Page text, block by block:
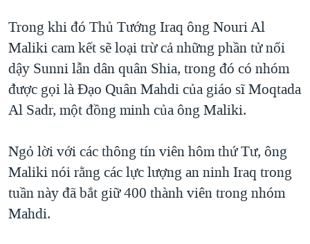
THỂ THAO
GIÁO DỤC
CHI PHÍ CHIẾN TRANH AFGHANISTAN
CÁC GIÁ TRỊ CỘNG HÒA Ở VIỆT NAM
THƯỢNG ĐỈNH TRUMP-KIM TẠI VIỆT NAM
TRỊNH VĨNH BÌNH VS. CHÍNH PHỦ VIỆT NAM
BÊN KIA QUỐC LỘ: TIẾNG VỌNG TỪ NÔNG THÔN MỸ
QUAN HỆ VIỆT MỸ
Trong khi đó Thủ Tướng Iraq ông Nouri Al
Maliki cam kết sẽ loại trừ cả những phần tử nổi
dậy Sunni lẫn dân quân Shia, trong đó có nhóm
được gọi là Đạo Quân Mahdi của giáo sĩ Moqtada
Al Sadr, một đồng minh của ông Maliki.
Ngỏ lời với các thông tín viên hôm thứ Tư, ông
Maliki nói rằng các lực lượng an ninh Iraq trong
tuần này đã bắt giữ 400 thành viên trong nhóm
Mahdi.